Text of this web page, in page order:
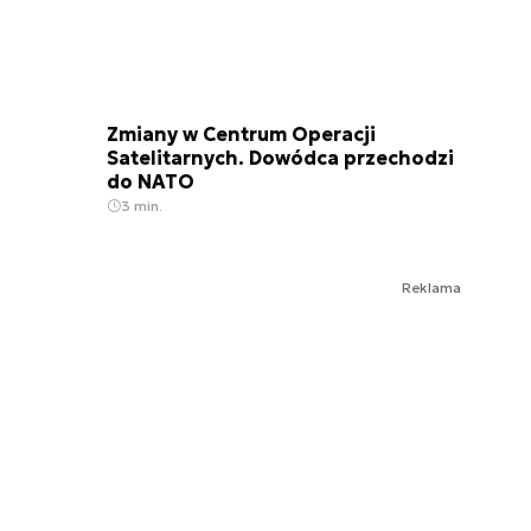
Zmiany w Centrum Operacji
Satelitarnych. Dowódca przechodzi
do NATO
3 min.
Reklama